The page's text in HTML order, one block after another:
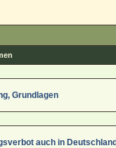
Grundlagen
auch in